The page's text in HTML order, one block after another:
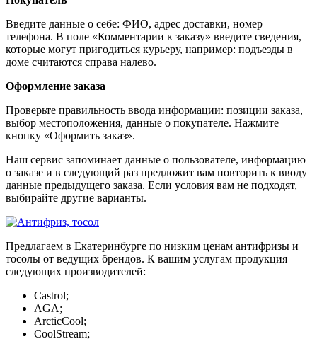
Введите данные о себе: ФИО, адрес доставки, номер
телефона. В поле «Комментарии к заказу» введите сведения,
которые могут пригодиться курьеру, например: подъезды в
доме считаются справа налево.
Оформление заказа
Проверьте правильность ввода информации: позиции заказа,
выбор местоположения, данные о покупателе. Нажмите
кнопку «Оформить заказ».
Наш сервис запоминает данные о пользователе, информацию
о заказе и в следующий раз предложит вам повторить к вводу
данные предыдущего заказа. Если условия вам не подходят,
выбирайте другие варианты.
Предлагаем в Екатеринбурге по низким ценам антифризы и
тосолы от ведущих брендов. К вашим услугам продукция
следующих производителей:
Castrol;
AGA;
ArcticCool;
CoolStream;